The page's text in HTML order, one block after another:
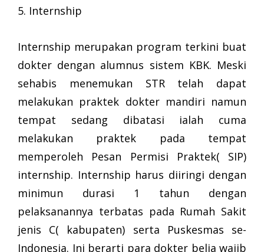
5. Internship
Internship merupakan program terkini buat
dokter dengan alumnus sistem KBK. Meski
sehabis menemukan STR telah dapat
melakukan praktek dokter mandiri namun
tempat sedang dibatasi ialah cuma
melakukan praktek pada tempat
memperoleh Pesan Permisi Praktek( SIP)
internship. Internship harus diiringi dengan
minimun durasi 1 tahun dengan
pelaksanannya terbatas pada Rumah Sakit
jenis C( kabupaten) serta Puskesmas se-
Indonesia. Ini berarti para dokter belia wajib